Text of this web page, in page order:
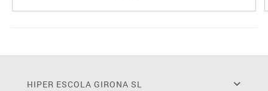
HIPER ESCOLA GIRONA SL